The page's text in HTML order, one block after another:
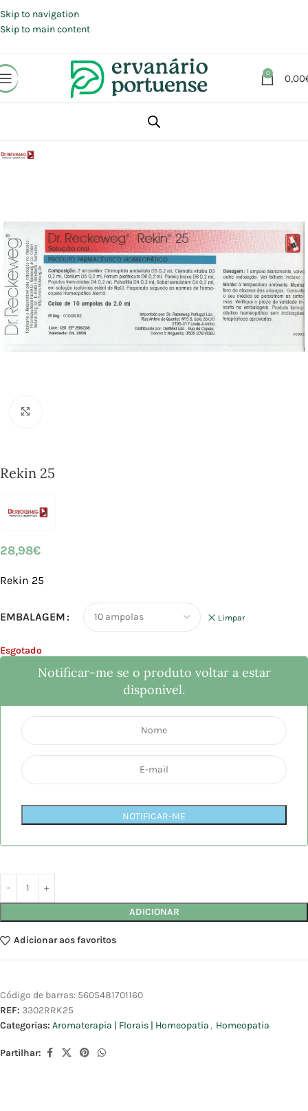
Skip to navigation
Skip to main content
0 0,00
Aromaterapia | Florais | Homeopatia
Rekin 25
28,98€
Rekin 25
EMBALAGEM Limpar
Esgotado
Notificar-me se o produto voltar a estar
disponível.
NOTIFICAR-ME
ADICIONAR
Adicionar aos favoritos
Código de barras: 5605481701160
REF: 3302RRK25
Categorias: Aromaterapia | Florais | Homeopatia , Homeopatia
Partilhar: